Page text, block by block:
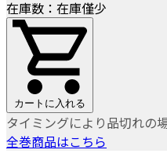
在庫数：在庫僅少
カートに入れる
タイミングにより品切れの
全巻商品はこちら